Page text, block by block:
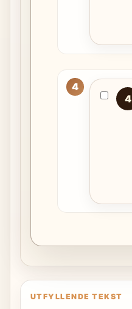
4
UTFYLLENDE TEKST